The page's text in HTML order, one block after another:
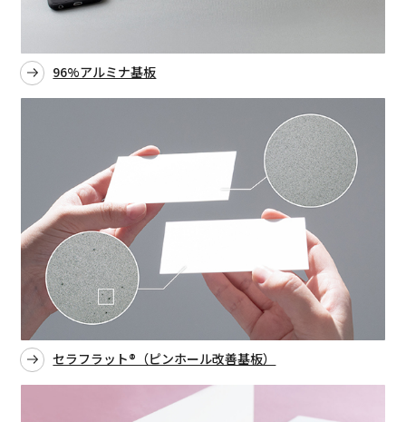
96%アルミナ基板
セラフラット®（ピンホール改善基板）